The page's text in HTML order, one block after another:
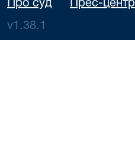
Про суд Прес-центр
v1.38.1